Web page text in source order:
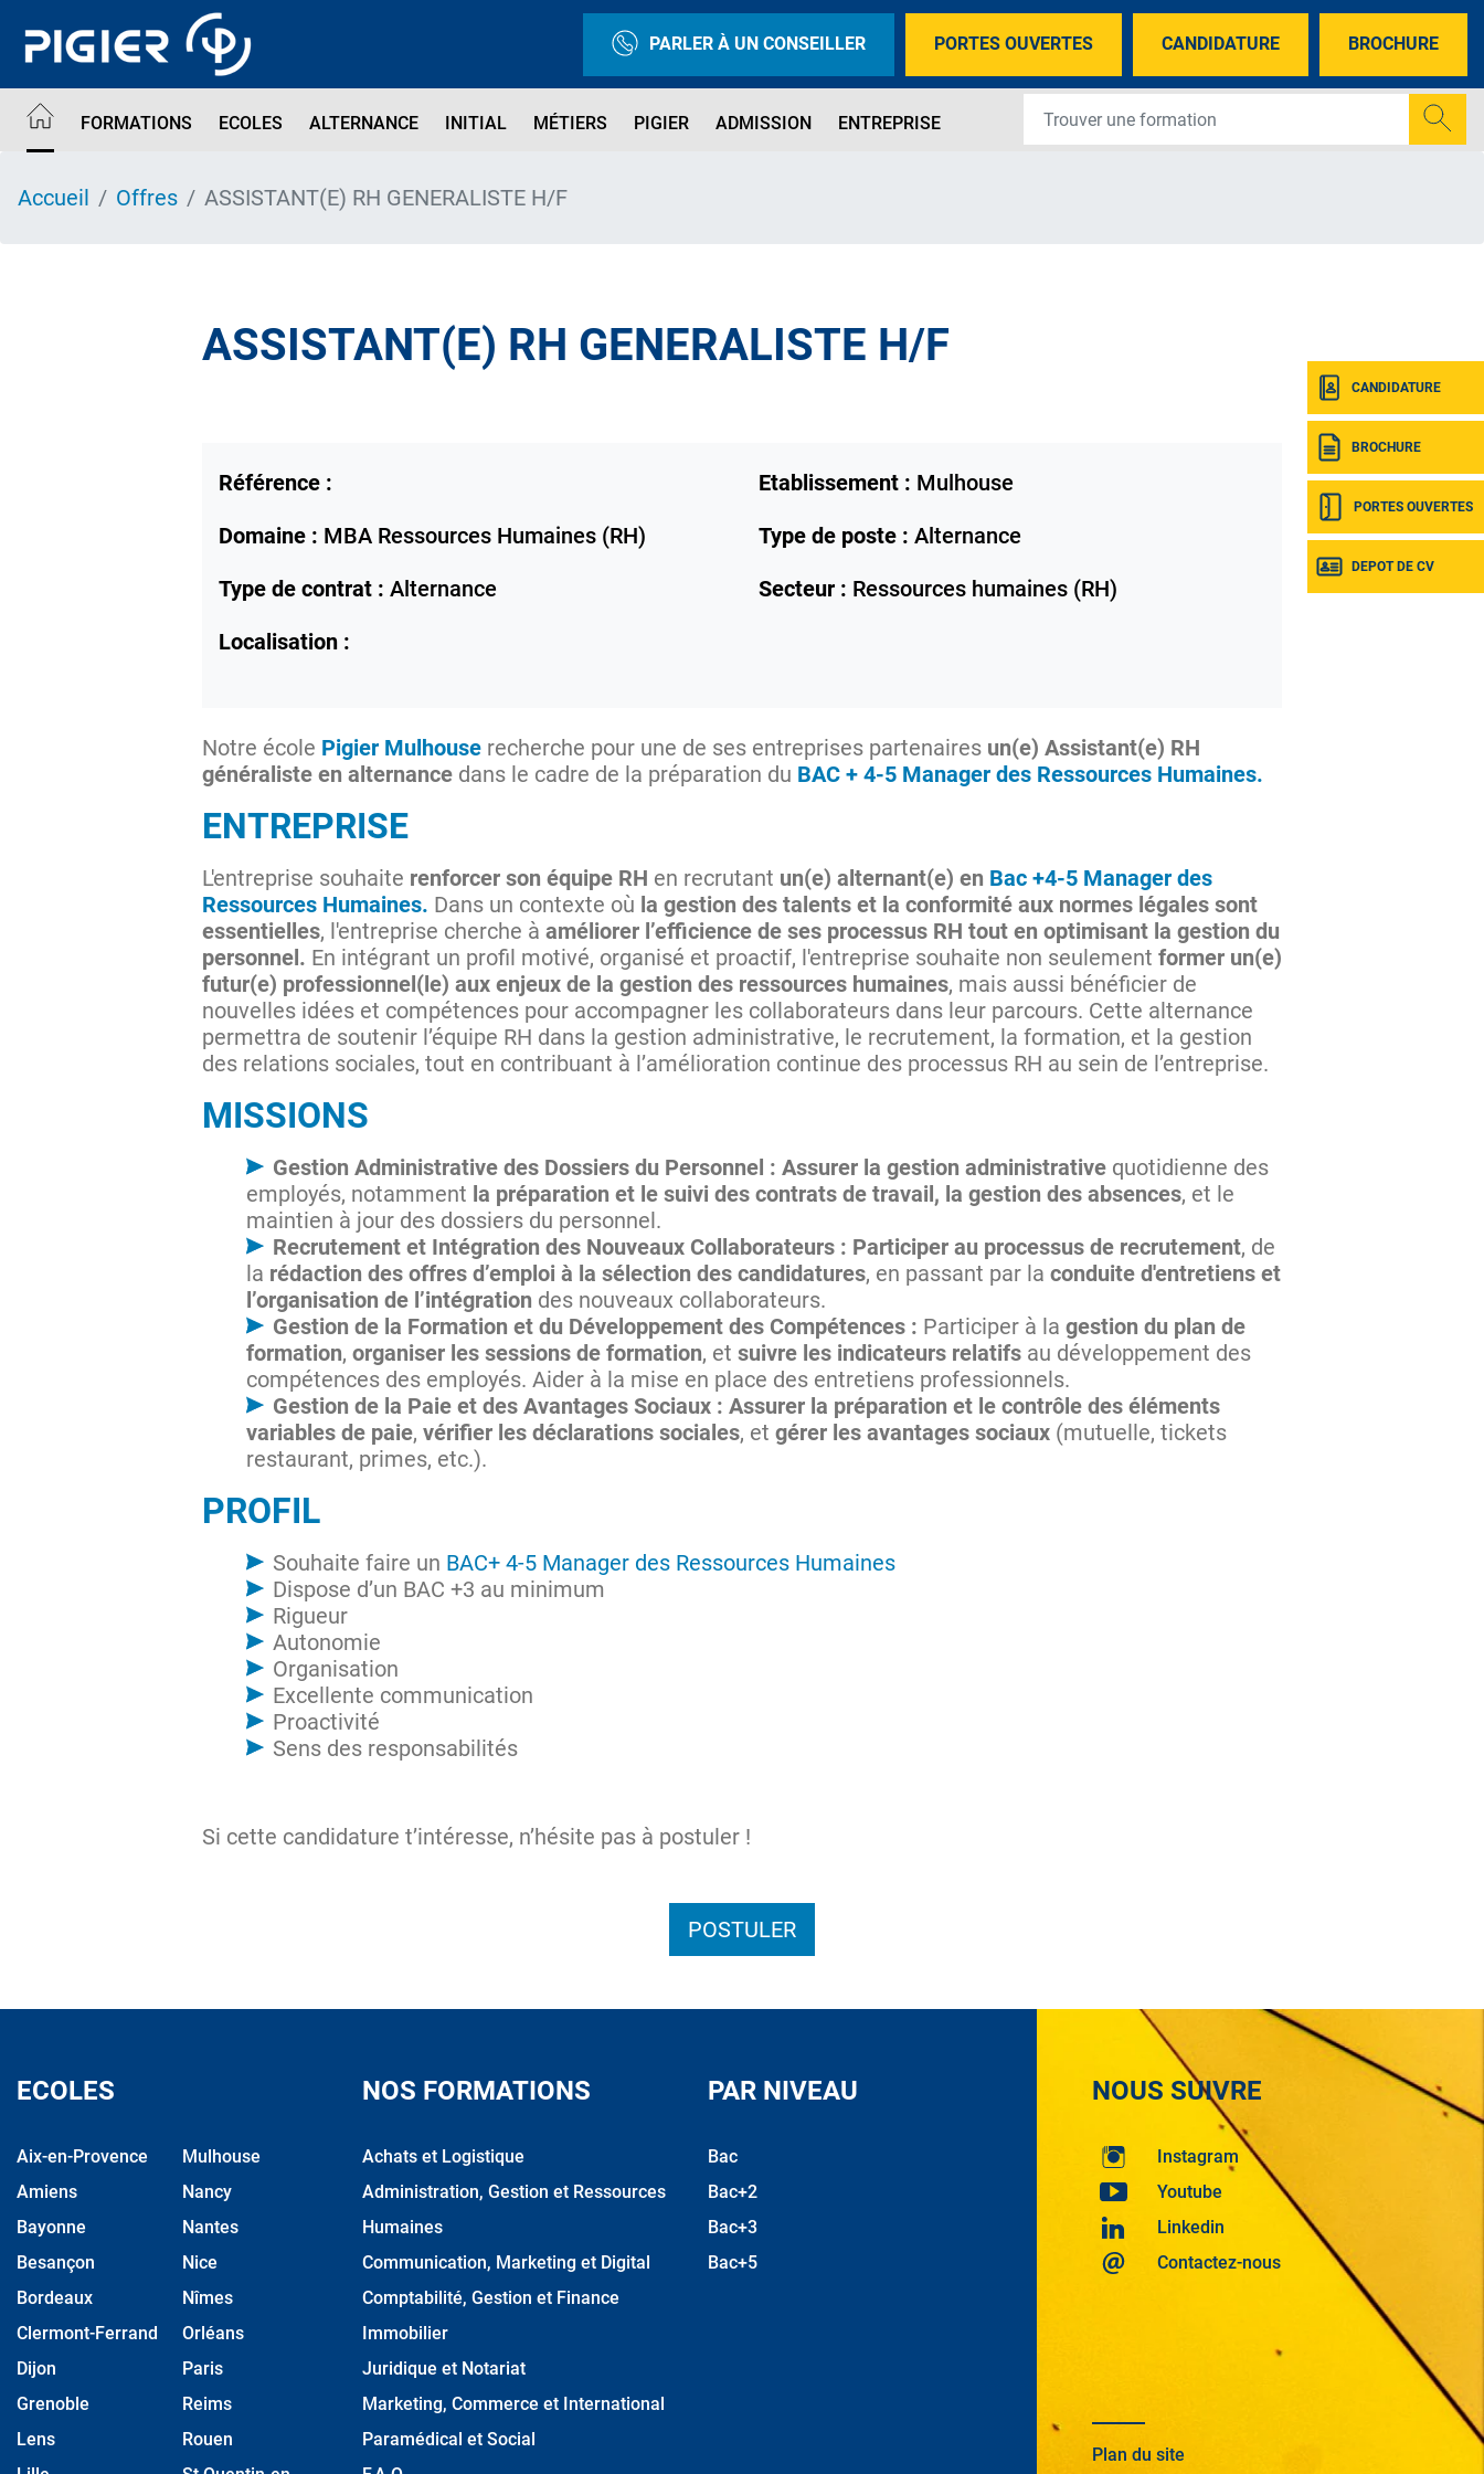
contenu
PARLER À UN CONSEILLER PORTES OUVERTES CANDIDATURE BROCHURE
FORMATIONS ECOLES ALTERNANCE INITIAL MÉTIERS PIGIER ADMISSION ENTREPRISE
CANDIDATURE
BROCHURE
PORTES OUVERTES
DEPOT DE CV
Accueil Offres ASSISTANT(E) RH GENERALISTE H/F
ASSISTANT(E) RH GENERALISTE H/F
Référence : Etablissement : Mulhouse
Domaine : MBA Ressources Humaines (RH) Type de poste : Alternance
Type de contrat : Alternance Secteur : Ressources humaines (RH)
Localisation :
Notre école Pigier Mulhouse recherche pour une de ses entreprises partenaires un(e) Assistant(e) RH
généraliste en alternance dans le cadre de la préparation du BAC + 4-5 Manager des Ressources Humaines.
ENTREPRISE
L'entreprise souhaite renforcer son équipe RH en recrutant un(e) alternant(e) en Bac +4-5 Manager des
Ressources Humaines. Dans un contexte où la gestion des talents et la conformité aux normes légales sont
essentielles, l'entreprise cherche à améliorer l’efficience de ses processus RH tout en optimisant la gestion du
personnel. En intégrant un profil motivé, organisé et proactif, l'entreprise souhaite non seulement former un(e)
futur(e) professionnel(le) aux enjeux de la gestion des ressources humaines, mais aussi bénéficier de
nouvelles idées et compétences pour accompagner les collaborateurs dans leur parcours. Cette alternance
permettra de soutenir l’équipe RH dans la gestion administrative, le recrutement, la formation, et la gestion
des relations sociales, tout en contribuant à l’amélioration continue des processus RH au sein de l’entreprise.
MISSIONS
Gestion Administrative des Dossiers du Personnel : Assurer la gestion administrative quotidienne des
employés, notamment la préparation et le suivi des contrats de travail, la gestion des absences, et le
maintien à jour des dossiers du personnel.
Recrutement et Intégration des Nouveaux Collaborateurs : Participer au processus de recrutement, de
la rédaction des offres d’emploi à la sélection des candidatures, en passant par la conduite d'entretiens et
l’organisation de l’intégration des nouveaux collaborateurs.
Gestion de la Formation et du Développement des Compétences : Participer à la gestion du plan de
formation, organiser les sessions de formation, et suivre les indicateurs relatifs au développement des
compétences des employés. Aider à la mise en place des entretiens professionnels.
Gestion de la Paie et des Avantages Sociaux : Assurer la préparation et le contrôle des éléments
variables de paie, vérifier les déclarations sociales, et gérer les avantages sociaux (mutuelle, tickets
restaurant, primes, etc.).
PROFIL
Souhaite faire un BAC+ 4-5 Manager des Ressources Humaines
Dispose d’un BAC +3 au minimum
Rigueur
Autonomie
Organisation
Excellente communication
Proactivité
Sens des responsabilités
Si cette candidature t’intéresse, n’hésite pas à postuler !
POSTULER
ECOLES
Aix-en-Provence
Amiens
Bayonne
Besançon
Bordeaux
Clermont-Ferrand
Dijon
Grenoble
Lens
Mulhouse
Nancy
Nantes
Nice
Nîmes
Orléans
Paris
Reims
Rouen
NOS FORMATIONS
Achats et Logistique
Administration, Gestion et Ressources
Humaines
Communication, Marketing et Digital
Comptabilité, Gestion et Finance
Immobilier
Juridique et Notariat
Marketing, Commerce et International
Paramédical et Social
PAR NIVEAU
Bac
Bac+2
Bac+3
Bac+5
NOUS SUIVRE
Instagram
Youtube
Linkedin
Contactez-nous
Plan du site